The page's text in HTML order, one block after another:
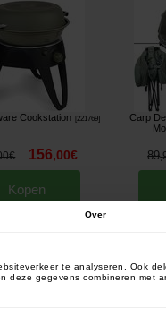
Over
te analyseren. Ook
deze gegevens combineren met
Cookstation 221769]
€ 156,00€
Kopen
Carp
89,